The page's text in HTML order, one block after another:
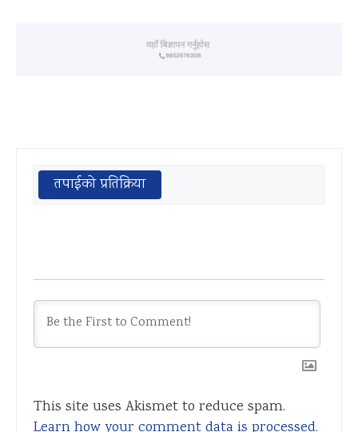
तपाईको प्रतिक्रिया
This site uses Akismet to reduce spam.